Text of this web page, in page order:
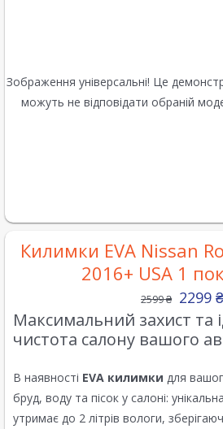
Зображення універсальні! Це
можуть не відповідати обраній
Килимки EVA Nissan
2016+ USA 1
2599₴ 2299 ₴
Максимальний захист та
чистота салону вашого
В наявності EVA килимки для
бруд, воду та пісок у салоні:
утримає до 2 літрів вологи,